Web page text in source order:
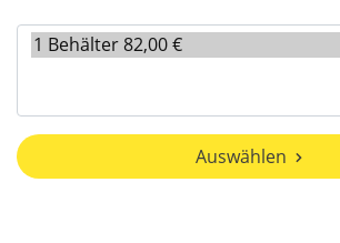
Auswählen